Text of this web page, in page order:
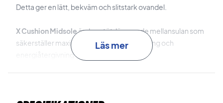
Detta ger en lätt, bekväm och slitstark ovandel.
X Cushion Midsoleär den stötdämpande mellansulan som
säkerställer maximal komfort, stötdämpning och
energiåtergivning.
Läs mer